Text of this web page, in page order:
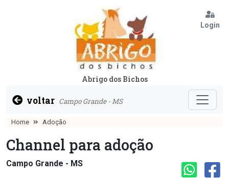
Login
Abrigo dos Bichos
voltar Campo Grande - MS
Home Adoção
Channel para adoção
Campo Grande - MS